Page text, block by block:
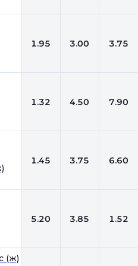
1.95 3.00 3.75
1.32 4.50 7.90
1.45 3.75 6.60
5.20 3.85 1.52
(ж)